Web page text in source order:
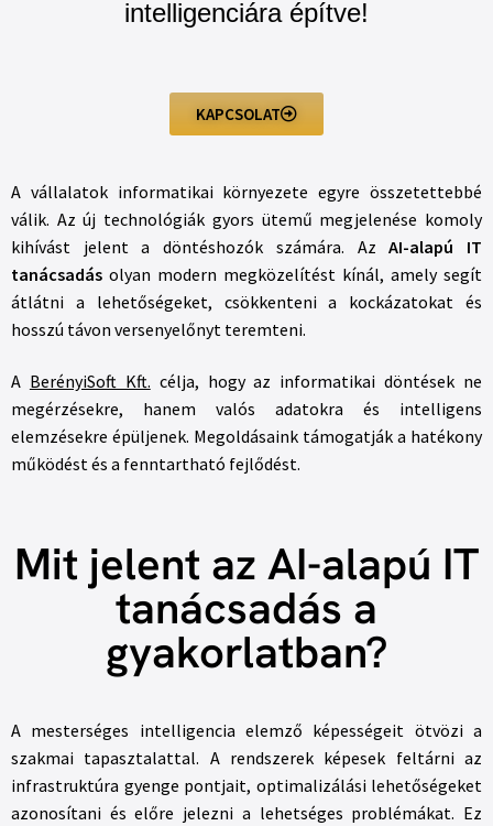
intelligenciára építve!
KAPCSOLAT
A vállalatok informatikai környezete egyre összetettebbé
válik. Az új technológiák gyors ütemű megjelenése komoly
kihívást jelent a döntéshozók számára. AzAI-alapú IT
tanácsadás olyan modern megközelítést kínál, amely segít
átlátni a lehetőségeket, csökkenteni a kockázatokat és
hosszú távon versenyelőnyt teremteni.
A BerényiSoft Kft. célja, hogy az informatikai döntések ne
megérzésekre, hanem valós adatokra és intelligens
elemzésekre épüljenek. Megoldásaink támogatják a hatékony
működést és a fenntartható fejlődést.
Mit jelent az AI-alapú IT
tanácsadás a
gyakorlatban?
A mesterséges intelligencia elemző képességeit ötvözi a
szakmai tapasztalattal. A rendszerek képesek feltárni az
infrastruktúra gyenge pontjait, optimalizálási lehetőségeket
azonosítani és előre jelezni a lehetséges problémákat. Ez